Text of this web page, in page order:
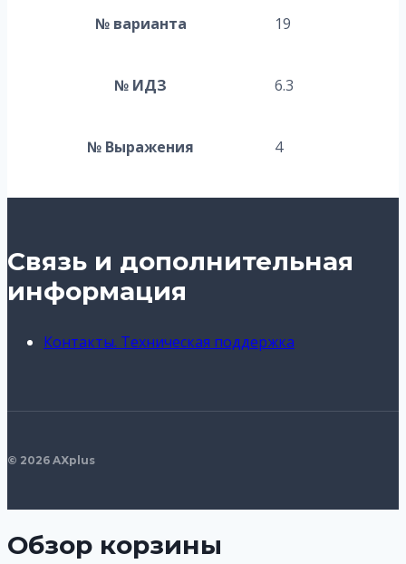
№ варианта 19
№ ИДЗ 6.3
№ Выражения 4
Связь и дополнительная
информация
Контакты. Техническая поддержка
© 2026 AXplus
Обзор корзины